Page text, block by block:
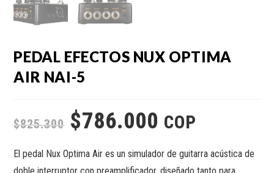
PEDAL EFECTOS NUX OPTIMA
AIR NAI-5
$825.300 $786.000 COP
El pedal Nux Optima Air es un simulador de guitarra acústica de
doble interruptor con preamplificador, diseñado tanto para